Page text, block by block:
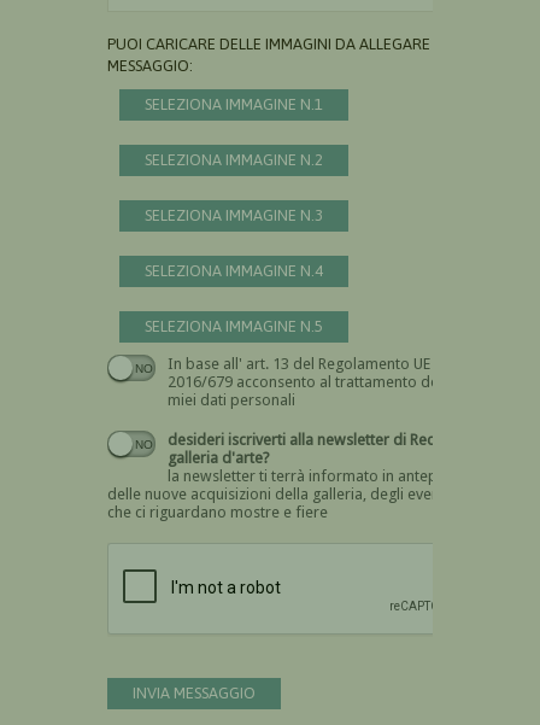
PUOI CARICARE DELLE IMMAGINI DA ALLEGARE AL
MESSAGGIO:
SELEZIONA IMMAGINE N.1
SELEZIONA IMMAGINE N.2
SELEZIONA IMMAGINE N.3
SELEZIONA IMMAGINE N.4
SELEZIONA IMMAGINE N.5
In base all' art. 13 del Regolamento UE n.
2016/679 acconsento al trattamento dei
miei dati personali
Devi dare il consenso
desideri iscriverti alla newsletter di Recta
galleria d'arte?
la newsletter ti terrà informato in anteprima
delle nuove acquisizioni della galleria, degli eventi
che ci riguardano mostre e fiere
INVIA MESSAGGIO